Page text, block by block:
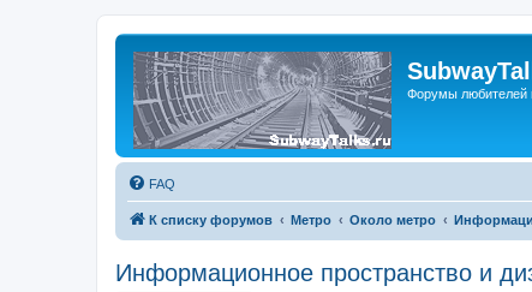
Форумы любителей
FAQ
К списку форумов Метро Около метро
Информационное пространство и